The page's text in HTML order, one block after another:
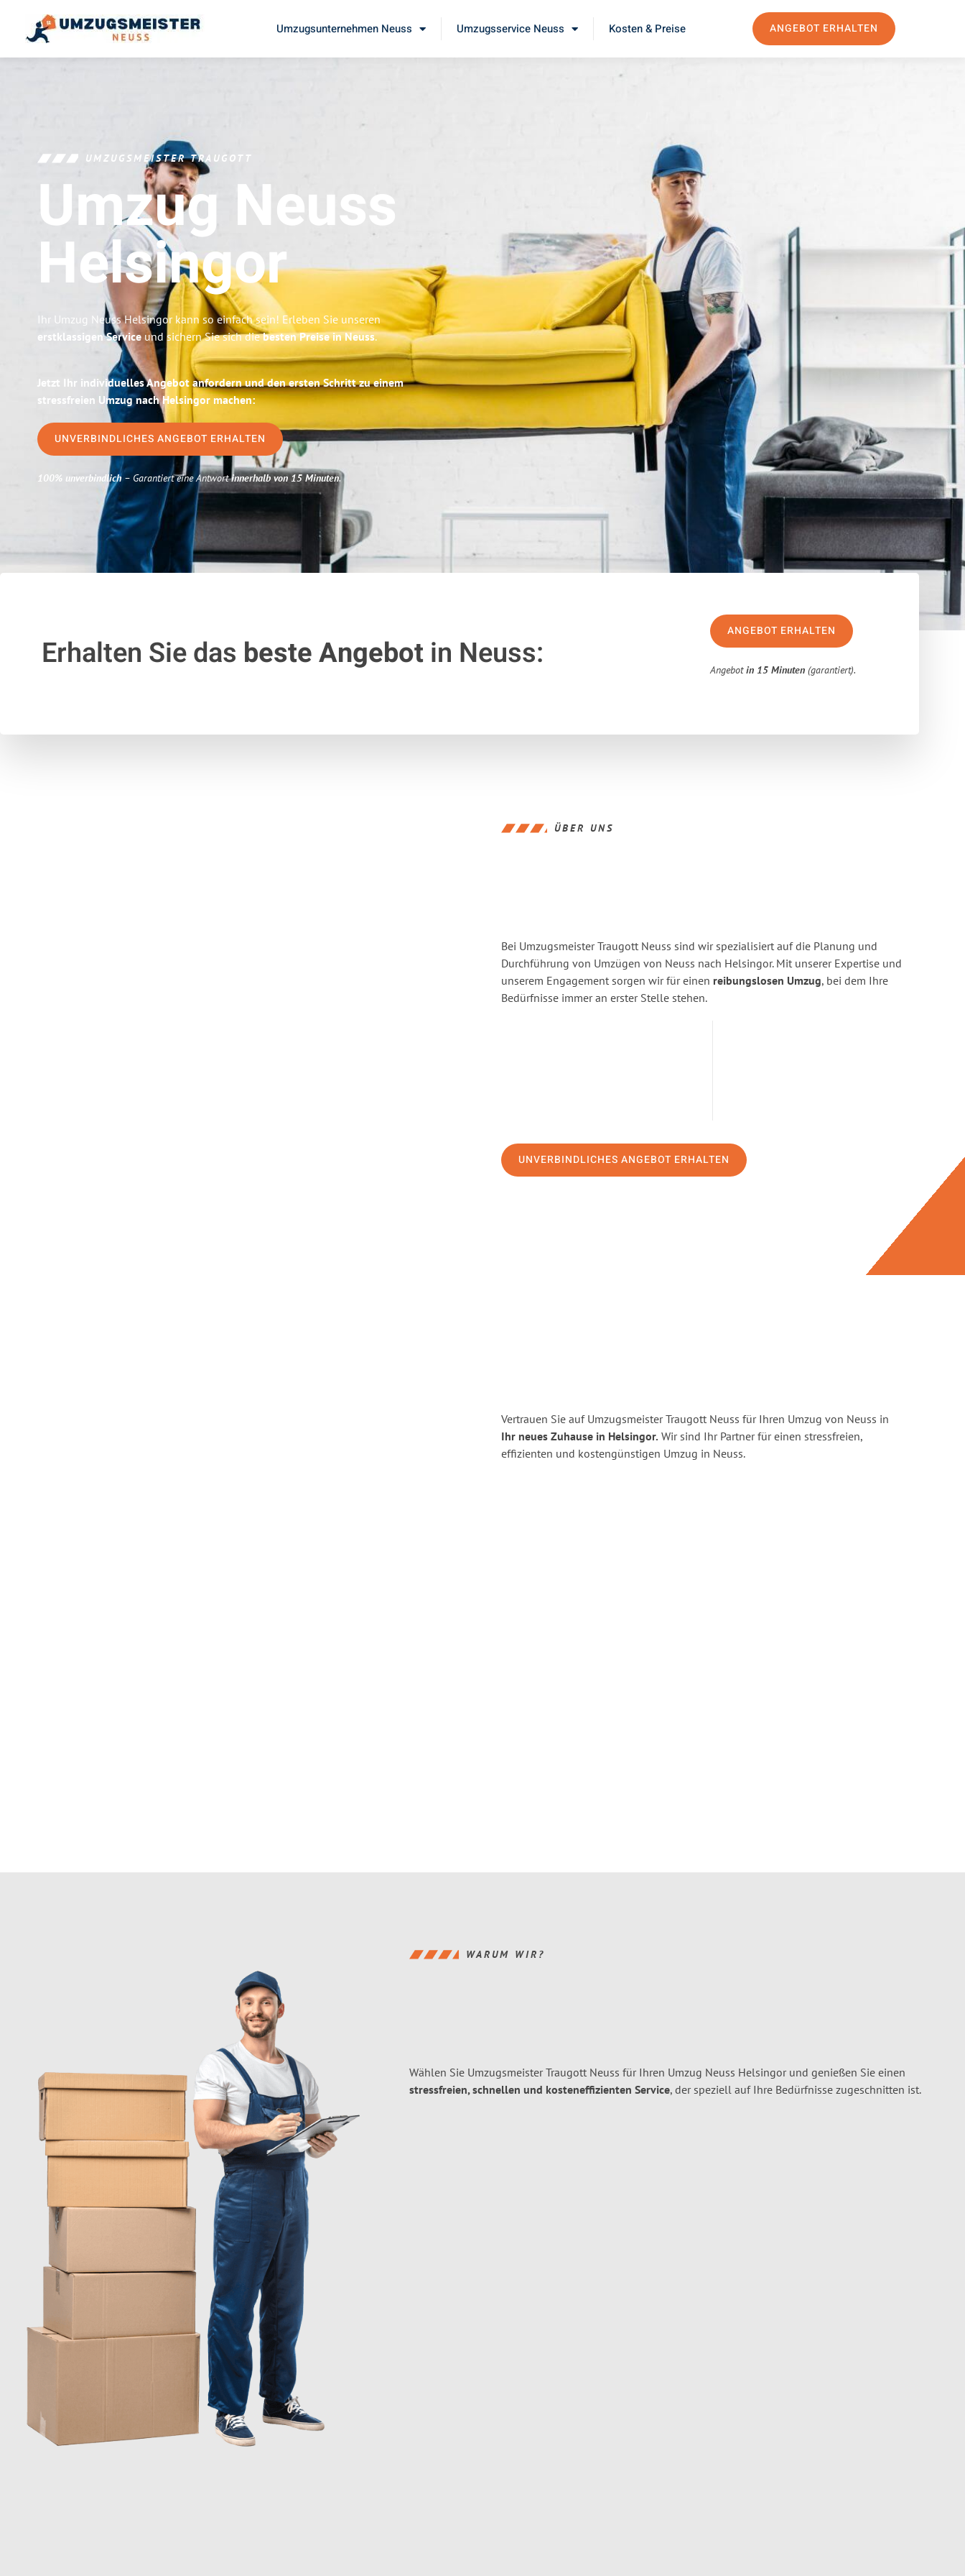
Umzugsunternehmen Neuss Umzugsservice Neuss Kosten & Preise ANGEBOT ERHALTEN
UMZUGSMEISTER TRAUGOTT
Umzug Neuss
Helsingor
Ihr Umzug Neuss Helsingor kann so einfach sein! Erleben Sie unseren
erstklassigen Service und sichern Sie sich diebesten Preise in Neuss.
Jetzt Ihr individuelles Angebot anfordern und den ersten Schritt zu einem
stressfreien Umzug nach Helsingor machen:
UNVERBINDLICHES ANGEBOT ERHALTEN
100% unverbindlich– Garantiert eine Antwortinnerhalb von 15 Minuten.
Erhalten Sie das beste Angebotin Neuss:
ANGEBOT ERHALTEN
Angebotin 15 Minuten (garantiert).
ÜBER UNS
Bei Umzugsmeister Traugott Neuss sind wir spezialisiert auf die Planung und
Durchführung von Umzügen von Neuss nach Helsingor. Mit unserer Expertise und
unserem Engagement sorgen wir für einen reibungslosen Umzug, bei dem Ihre
Bedürfnisse immer an erster Stelle stehen.
UNVERBINDLICHES ANGEBOT ERHALTEN
Vertrauen Sie auf Umzugsmeister Traugott Neuss für Ihren Umzug von Neuss in
Ihr neues Zuhause in Helsingor. Wir sind Ihr Partner für einen stressfreien,
effizienten und kostengünstigen Umzug in Neuss.
WARUM WIR?
Wählen Sie Umzugsmeister Traugott Neuss für Ihren Umzug Neuss Helsingor und genießen Sie einen
stressfreien, schnellen und kosteneffizienten Service, der speziell auf Ihre Bedürfnisse zugeschnitten ist.